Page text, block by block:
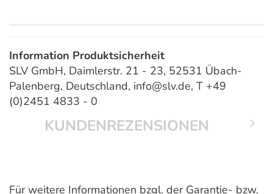
Information Produktsicherheit
SLV GmbH, Daimlerstr. 21 - 23, 52531 Übach-
Palenberg, Deutschland, info@slv.de, T +49
(0)2451 4833 - 0
KUNDENREZENSIONEN
Für weitere Informationen bzgl. der Garantie- bzw.